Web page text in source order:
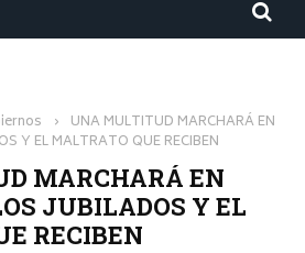
› UNA MULTITUD MARCHARÁ EN
Y EL MALTRATO QUE RECIBEN
MARCHARÁ EN
JUBILADOS Y EL
RECIBEN